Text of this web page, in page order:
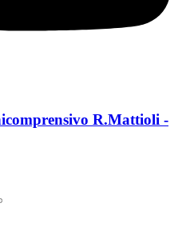
R.Mattioli -